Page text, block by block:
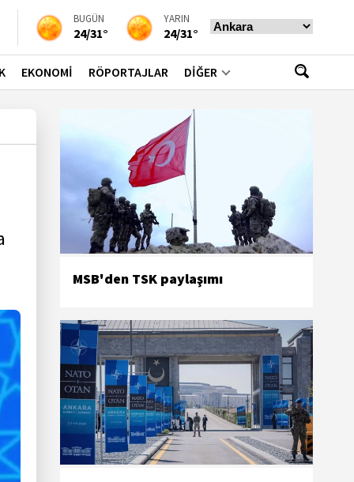
BUGÜN
24/31°
YARIN
24/31°
EKONOMİ RÖPORTAJLAR DİĞER
MSB'den TSK paylaşımı